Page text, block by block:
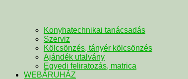
Konyhatechnikai tanácsadás
Szerviz
Kölcsönzés, tányér kölcsönzés
Ajándék utalvány
Egyedi feliratozás, matrica
WEBÁRUHÁZ